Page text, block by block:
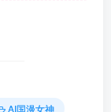
AI国漫女神